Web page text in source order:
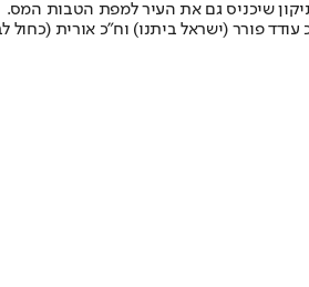
שיכניס גם את העיר למפת הטבות המס.
פורר (ישראל ביתנו) וח"כ אורית (כחול